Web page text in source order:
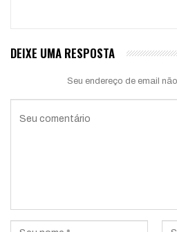
DEIXE UMA RESPOSTA
Seu endereço de email